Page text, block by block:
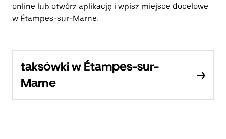
online lub otwórz aplikację i wpisz miejsce docelowe
w Étampes-sur-Marne.
taksówki w Étampes-sur-
Marne